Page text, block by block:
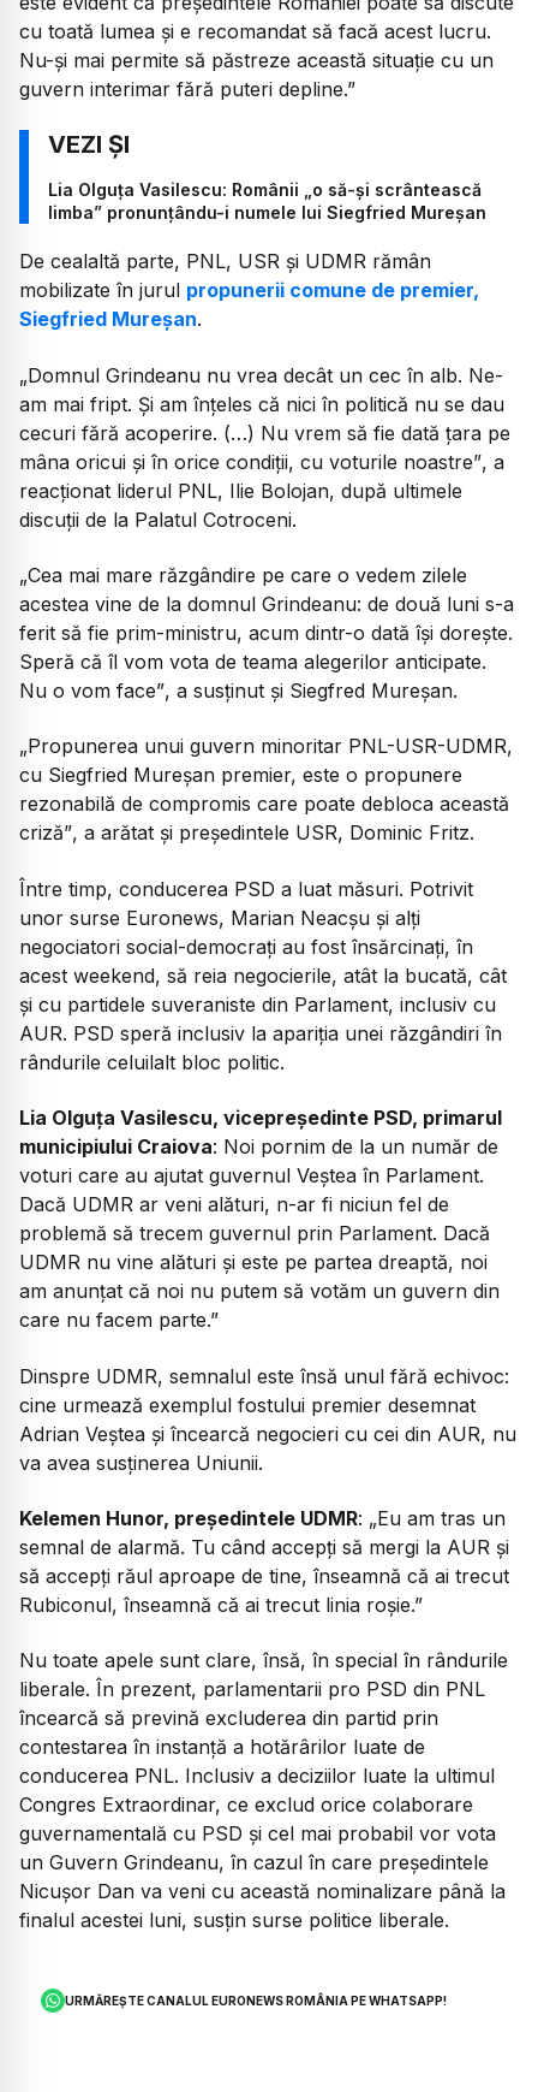
cu toată lumea și e recomandat să facă acest lucru.
Nu-și mai permite să păstreze această situație cu un
guvern interimar fără puteri depline.”
Lia Olguța Vasilescu: Românii „o să-și scrântească
limba” pronunțându-i numele lui Siegfried Mureșan
De cealaltă parte, PNL, USR și UDMR rămân
mobilizate în jurul propunerii comune de premier,
Siegfried Mureșan.
„Domnul Grindeanu nu vrea decât un cec în alb. Ne-
am mai fript. Și am înțeles că nici în politică nu se dau
cecuri fără acoperire. (…) Nu vrem să fie dată țara pe
mâna oricui și în orice condiții, cu voturile noastre”, a
reacționat liderul PNL, Ilie Bolojan, după ultimele
discuții de la Palatul Cotroceni.
„Cea mai mare răzgândire pe care o vedem zilele
acestea vine de la domnul Grindeanu: de două luni s-a
ferit să fie prim-ministru, acum dintr-o dată își dorește.
Speră că îl vom vota de teama alegerilor anticipate.
Nu o vom face”, a susținut și Siegfred Mureșan.
„Propunerea unui guvern minoritar PNL-USR-UDMR,
cu Siegfried Mureșan premier, este o propunere
rezonabilă de compromis care poate debloca această
criză”, a arătat și președintele USR, Dominic Fritz.
Între timp, conducerea PSD a luat măsuri. Potrivit
unor surse Euronews, Marian Neacșu și alți
negociatori social-democrați au fost însărcinați, în
acest weekend, să reia negocierile, atât la bucată, cât
și cu partidele suveraniste din Parlament, inclusiv cu
AUR. PSD speră inclusiv la apariția unei răzgândiri în
rândurile celuilalt bloc politic.
Lia Olguța Vasilescu, vicepreședinte PSD, primarul
municipiului Craiova: Noi pornim de la un număr de
voturi care au ajutat guvernul Veștea în Parlament.
Dacă UDMR ar veni alături, n-ar fi niciun fel de
problemă să trecem guvernul prin Parlament. Dacă
UDMR nu vine alături și este pe partea dreaptă, noi
am anunțat că noi nu putem să votăm un guvern din
care nu facem parte.”
Dinspre UDMR, semnalul este însă unul fără echivoc:
cine urmează exemplul fostului premier desemnat
Adrian Veștea și încearcă negocieri cu cei din AUR, nu
va avea susținerea Uniunii.
Kelemen Hunor, președintele UDMR: „Eu am tras un
semnal de alarmă. Tu când accepți să mergi la AUR și
să accepți răul aproape de tine, înseamnă că ai trecut
Rubiconul, înseamnă că ai trecut linia roșie.”
Nu toate apele sunt clare, însă, în special în rândurile
liberale. În prezent, parlamentarii pro PSD din PNL
încearcă să prevină excluderea din partid prin
contestarea în instanță a hotărârilor luate de
conducerea PNL. Inclusiv a deciziilor luate la ultimul
Congres Extraordinar, ce exclud orice colaborare
guvernamentală cu PSD și cel mai probabil vor vota
un Guvern Grindeanu, în cazul în care președintele
Nicușor Dan va veni cu această nominalizare până la
finalul acestei luni, susțin surse politice liberale.
URMĂREȘTE CANALUL EURONEWS ROMÂNIA PE WHATSAPP!